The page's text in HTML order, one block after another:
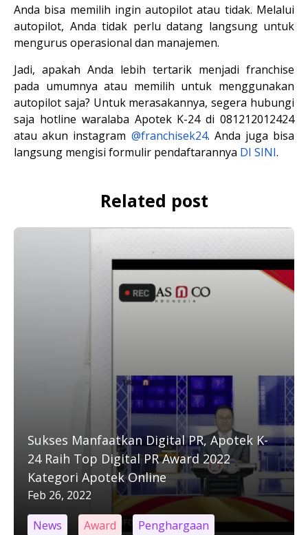
Anda bisa memilih ingin autopilot atau tidak. Melalui
autopilot, Anda tidak perlu datang langsung untuk
mengurus operasional dan manajemen.
Jadi, apakah Anda lebih tertarik menjadi franchise
pada umumnya atau memilih untuk menggunakan
autopilot saja? Untuk merasakannya, segera hubungi
saja hotline waralaba Apotek K-24 di 081212012424
atau akun instagram @franchisek24. Anda juga bisa
langsung mengisi formulir pendaftarannya DI SINI.
Related post
Sukses Manfaatkan Digital PR, Apotek K-
24 Raih Top Digital PR Award 2022
Kategori Apotek Online
Feb 26, 2022
News
Award Penghargaan